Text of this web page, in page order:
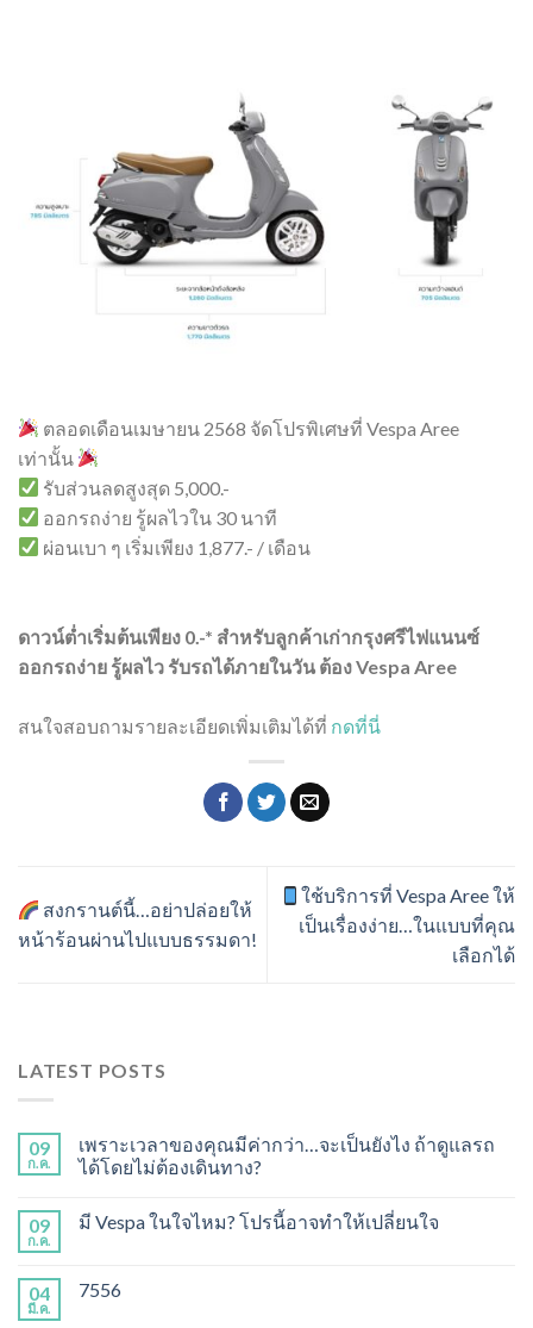
ตลอดเดือนเมษายน 2568 จัดโปรพิเศษที่ Vespa Aree
เท่านั้น
รับส่วนลดสูงสุด 5,000.-
ออกรถง่าย รู้ผลไวใน 30 นาที
ผ่อนเบา ๆ เริ่มเพียง 1,877.- / เดือน
ดาวน์ต่ำเริ่มต้นเพียง 0.-* สำหรับลูกค้าเก่ากรุงศรีไฟแนนซ์
ออกรถง่าย รู้ผลไว รับรถได้ภายในวัน ต้อง Vespa Aree
สนใจสอบถามรายละเอียดเพิ่มเติมได้ที่ กดที่นี่
สงกรานต์นี้…อย่าปล่อยให้
หน้าร้อนผ่านไปแบบธรรมดา!
ใช้บริการที่ Vespa Aree ให้
เป็นเรื่องง่าย…ในแบบที่คุณ
เลือกได้
LATEST POSTS
09
ก.ค.
เพราะเวลาของคุณมีค่ากว่า…จะเป็นยังไง ถ้าดูแลรถ
ได้โดยไม่ต้องเดินทาง?
09
ก.ค.
มี Vespa ในใจไหม? โปรนี้อาจทำให้เปลี่ยนใจ
04
มี.ค.
7556